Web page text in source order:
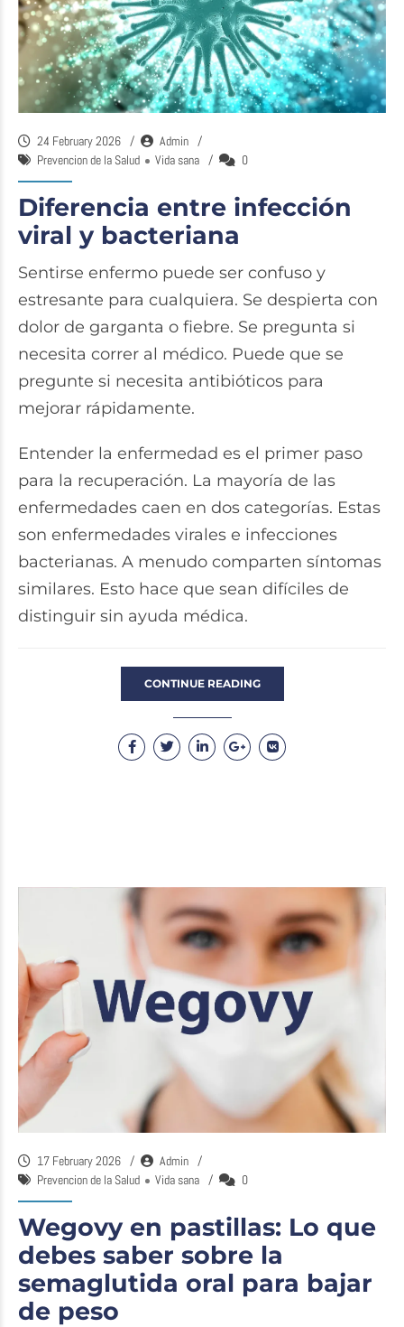
24 February 2026
Admin
Prevencion de la Salud
Vida sana 0
Diferencia entre infección
viral y bacteriana
Sentirse enfermo puede ser confuso y
estresante para cualquiera. Se despierta con
dolor de garganta o fiebre. Se pregunta si
necesita correr al médico. Puede que se
pregunte si necesita antibióticos para
mejorar rápidamente.
Entender la enfermedad es el primer paso
para la recuperación. La mayoría de las
enfermedades caen en dos categorías. Estas
son enfermedades virales e infecciones
bacterianas. A menudo comparten síntomas
similares. Esto hace que sean difíciles de
distinguir sin ayuda médica.
CONTINUE READING
17 February 2026
Admin
Prevencion de la Salud
Vida sana 0
Wegovy en pastillas: Lo que
debes saber sobre la
semaglutida oral para bajar
de peso